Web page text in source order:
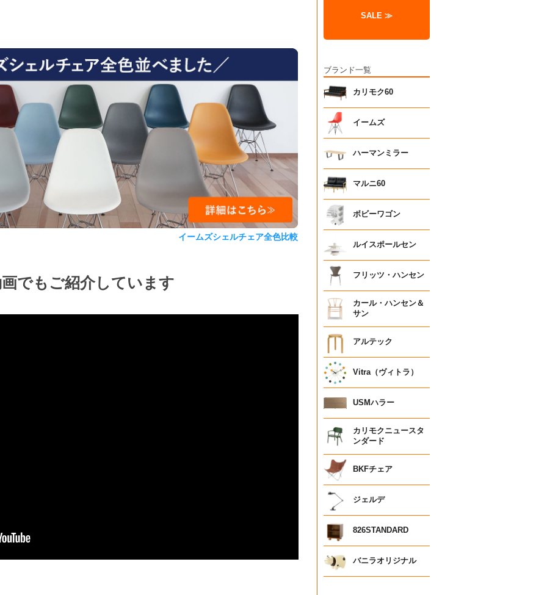
イームズシェルチェア全色比較
でもご紹介しています
SALE ≫
ブランド一覧
カリモク60
イームズ
ハーマンミラー
マルニ60
ボビーワゴン
ルイスポールセン
フリッツ・ハンセン
カール・ハンセン＆
サン
アルテック
Vitra（ヴィトラ）
USMハラー
カリモクニュースタ
ンダード
BKFチェア
ジェルデ
826STANDARD
バニラオリジナル